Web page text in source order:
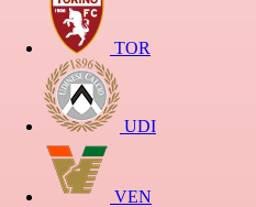
TOR
UDI
VEN